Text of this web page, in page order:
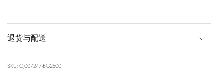
退货与配送
SKU: CJ007247-BG2500